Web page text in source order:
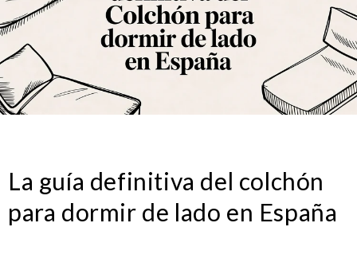
La guía definitiva del colchón
para dormir de lado en España